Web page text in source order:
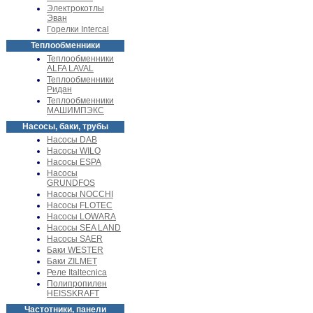
Электрокотлы
Эван
Горелки Intercal
Теплообменники
Теплообменники
ALFA LAVAL
Теплообменники
Ридан
Теплообменники
МАШИМПЭКС
Насосы, баки, трубы
Насосы DAB
Насосы WILO
Насосы ESPA
Насосы
GRUNDFOS
Насосы NOCCHI
Насосы FLOTEC
Насосы LOWARA
Насосы SEA LAND
Насосы SAER
Баки WESTER
Баки ZILMET
Реле Italtecnica
Полипропилен
HEISSKRAFT
Частотники, панели